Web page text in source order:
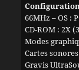
66MHz – OS :
CD-ROM : 2X
Modes
Cartes
Gravis